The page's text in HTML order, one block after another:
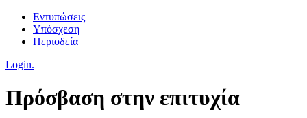
Εντυπώσεις
Υπόσχεση
Περιοδεία
Login.
Πρόσβαση στην επιτυχία